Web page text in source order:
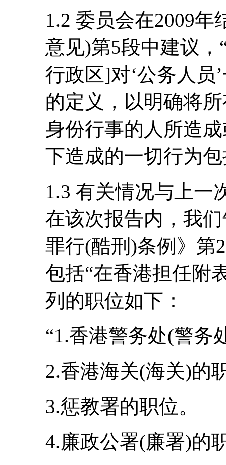
1.2 委员会在2009
意见)第5段中建议
行政区]对‘公务人员
的定义，以明确将
身份行事的人所造
下造成的一切行为
1.3 有关情况与上一
在该次报告内，我
罪行(酷刑)条例》第
包括“在香港担任附
列的职位如下：
“1.香港警务处(警务
2.香港海关(海关)的
3.惩教署的职位。
4.廉政公署(廉署)的